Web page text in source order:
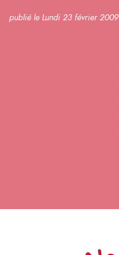
publié le Lundi 23 février 2009